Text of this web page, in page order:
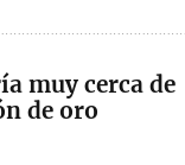
muy cerca de
de oro